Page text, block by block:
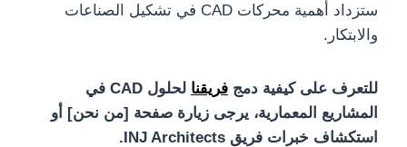
ستزداد أهمية محركات CAD في تشكيل الصناعات
والابتكار.
للتعرف على كيفية دمج فريقنا
لحلول CAD في
المشاريع المعمارية، يرجى زيارة صفحة [من نحن] أو
استكشاف خبرات فريق INJ Architects.